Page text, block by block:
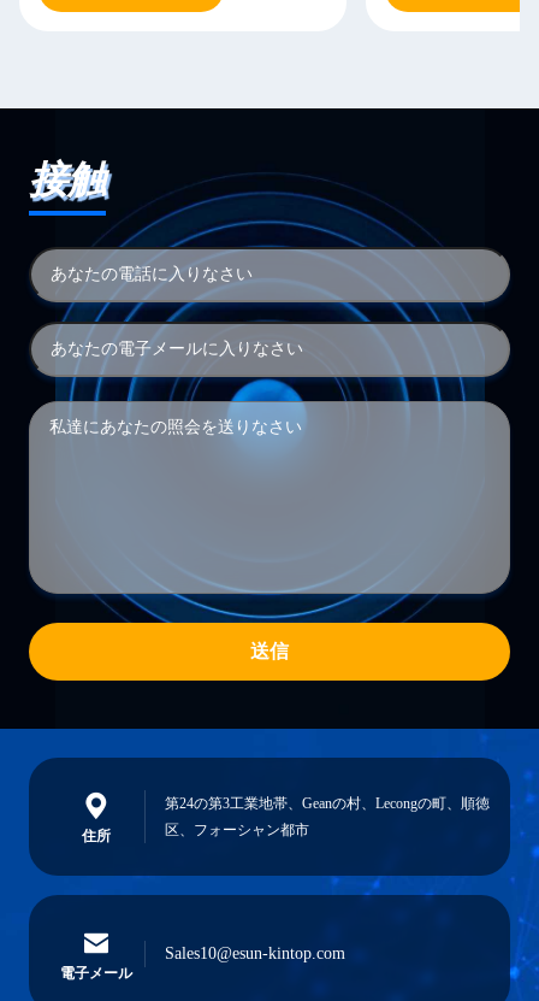
接触
送信
住所
第24の第3工業地帯、Geanの村、Lecongの町、順徳
区、フォーシャン都市
電子メール
Sales10@esun-kintop.com